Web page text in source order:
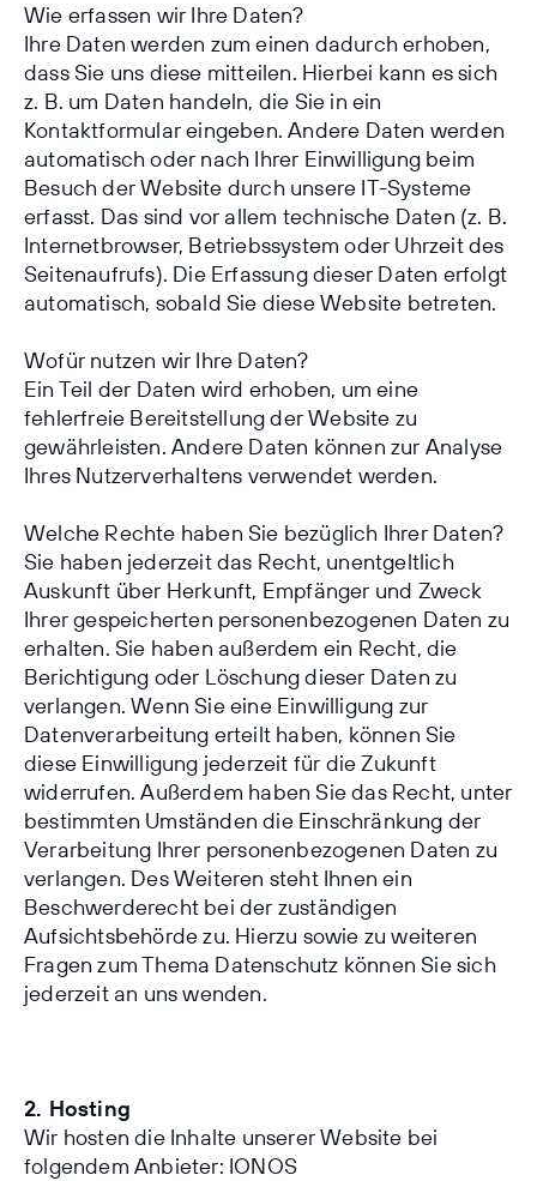
Wie erfassen wir Ihre Daten?
Ihre Daten werden zum einen dadurch erhoben,
dass Sie uns diese mitteilen. Hierbei kann es sich
z. B. um Daten handeln, die Sie in ein
Kontaktformular eingeben. Andere Daten werden
automatisch oder nach Ihrer Einwilligung beim
Besuch der Website durch unsere IT-Systeme
erfasst. Das sind vor allem technische Daten (z. B.
Internetbrowser, Betriebssystem oder Uhrzeit des
Seitenaufrufs). Die Erfassung dieser Daten erfolgt
automatisch, sobald Sie diese Website betreten.
Wofür nutzen wir Ihre Daten?
Ein Teil der Daten wird erhoben, um eine
fehlerfreie Bereitstellung der Website zu
gewährleisten. Andere Daten können zur Analyse
Ihres Nutzerverhaltens verwendet werden.
Welche Rechte haben Sie bezüglich Ihrer Daten?
Sie haben jederzeit das Recht, unentgeltlich
Auskunft über Herkunft, Empfänger und Zweck
Ihrer gespeicherten personenbezogenen Daten zu
erhalten. Sie haben außerdem ein Recht, die
Berichtigung oder Löschung dieser Daten zu
verlangen. Wenn Sie eine Einwilligung zur
Datenverarbeitung erteilt haben, können Sie
diese Einwilligung jederzeit für die Zukunft
widerrufen. Außerdem haben Sie das Recht, unter
bestimmten Umständen die Einschränkung der
Verarbeitung Ihrer personenbezogenen Daten zu
verlangen. Des Weiteren steht Ihnen ein
Beschwerderecht bei der zuständigen
Aufsichtsbehörde zu. Hierzu sowie zu weiteren
Fragen zum Thema Datenschutz können Sie sich
jederzeit an uns wenden.
2. Hosting
Wir hosten die Inhalte unserer Website bei
folgendem Anbieter: IONOS